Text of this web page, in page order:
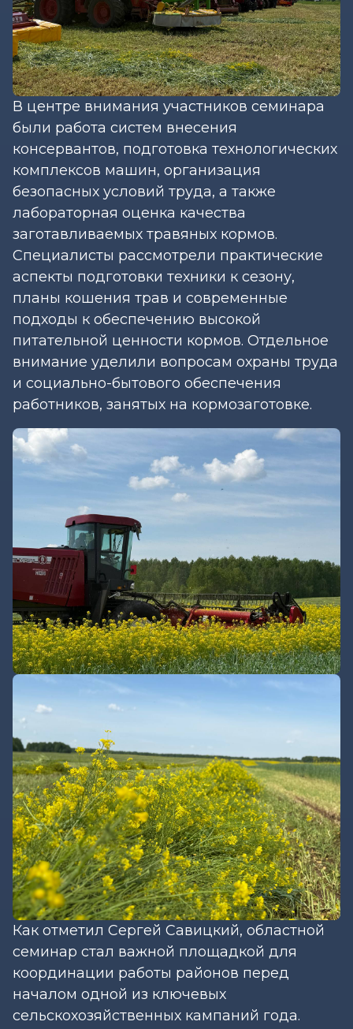
В центре внимания участников семинара
были работа систем внесения
консервантов, подготовка технологических
комплексов машин, организация
безопасных условий труда, а также
лабораторная оценка качества
заготавливаемых травяных кормов.
Специалисты рассмотрели практические
аспекты подготовки техники к сезону,
планы кошения трав и современные
подходы к обеспечению высокой
питательной ценности кормов. Отдельное
внимание уделили вопросам охраны труда
и социально-бытового обеспечения
работников, занятых на кормозаготовке.
Как отметил Сергей Савицкий, областной
семинар стал важной площадкой для
координации работы районов перед
началом одной из ключевых
сельскохозяйственных кампаний года.